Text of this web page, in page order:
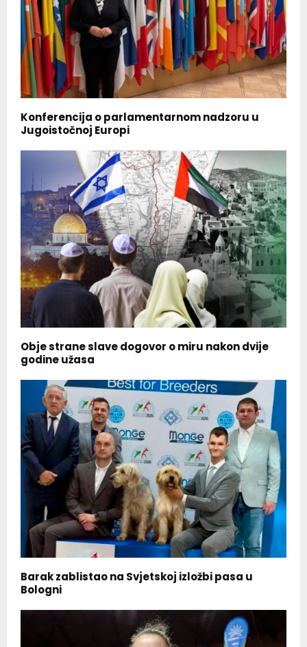
Konferencija o parlamentarnom nadzoru u
Jugoistočnoj Europi
Obje strane slave dogovor o miru nakon dvije
godine užasa
Barak zablistao na Svjetskoj izložbi pasa u
Bologni